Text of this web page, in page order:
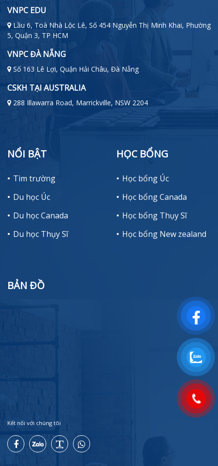
VNPC EDU
Lầu 6, Toà Nhà Lộc Lê, Số 454 Nguyễn Thị Minh Khai, Phường
5, Quận 3, TP HCM
VNPC ĐÀ NẴNG
Số 163 Lê Lợi, Quận Hải Châu, Đà Nẵng
CSKH TẠI AUSTRALIA
288 Illawarra Road, Marrickville, NSW 2204
NỔI BẬT
Tìm trường
Du học Úc
Du học Canada
Du học Thụy Sĩ
HỌC BỔNG
Học bổng Úc
Học bổng Canada
Học bổng Thụy Sĩ
Học bổng New zealand
BẢN ĐỒ
Kết nối với chúng tôi